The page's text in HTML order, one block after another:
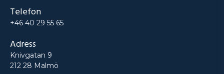
Telefon
+46 40 29 55 65
Adress
Knivgatan 9
212 28 Malmö